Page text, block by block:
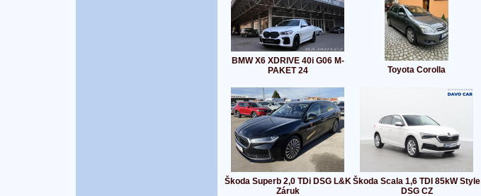
BMW X6 XDRIVE 40i G06 M-
PAKET 24
Toyota Corolla
Škoda Superb 2,0 TDi DSG L&K
Záruk
Škoda Scala 1,6 TDI 85kW Style
DSG CZ